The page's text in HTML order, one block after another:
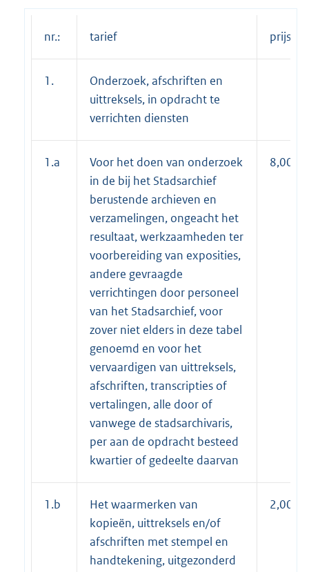
nr.: tarief prijs €
1.
Onderzoek, afschriften en
uittreksels, in opdracht te
verrichten diensten
1.a
Voor het doen van onderzoek
in de bij het Stadsarchief
berustende archieven en
verzamelingen, ongeacht het
resultaat, werkzaamheden ter
voorbereiding van exposities,
andere gevraagde
verrichtingen door personeel
van het Stadsarchief, voor
zover niet elders in deze tabel
genoemd en voor het
vervaardigen van uittreksels,
afschriften, transcripties of
vertalingen, alle door of
vanwege de stadsarchivaris,
per aan de opdracht besteed
kwartier of gedeelte daarvan
8,00
1.b
Het waarmerken van
kopieën, uittreksels en/of
afschriften met stempel en
handtekening, uitgezonderd
2,00